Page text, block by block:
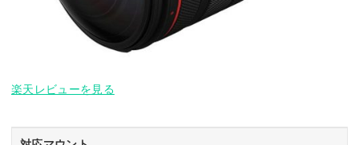
楽天レビューを見る